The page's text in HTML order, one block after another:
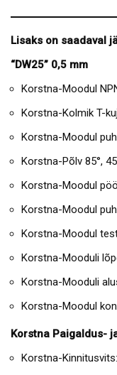
Lisaks on saadaval
“DW25” 0,5 mm
Korstna-Moodul
Korstna-Kolmik T-
Korstna-Moodul
Korstna-Põlv 85°,
Korstna-Moodul
Korstna-Moodul
Korstna-Moodul
Korstna-Mooduli
Korstna-Mooduli
Korstna-Moodul
Korstna Paigaldus-
Korstna-